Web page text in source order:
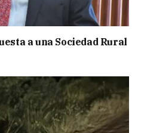
a una Sociedad Rural